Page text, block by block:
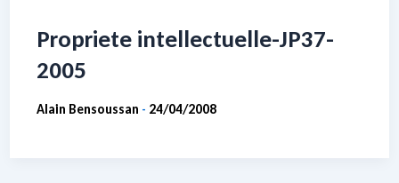
Propriete intellectuelle-JP37-
2005
Alain Bensoussan - 24/04/2008